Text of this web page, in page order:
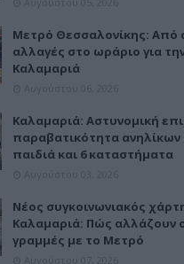
Μετρό Θεσσαλονίκης: Από
αλλαγές στο ωράριο για
Καλαμαριά
Καλαμαριά: Αστυνομική
παραβατικότητα ανηλίκων
παιδιά και 6 καταστήματα
Νέος συγκοινωνιακός
Καλαμαριά: Πώς αλλάζουν
γραμμές με το Μετρό